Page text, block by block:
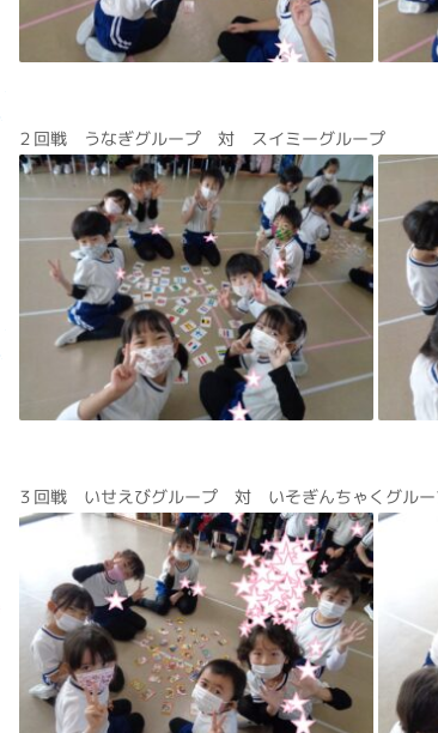
２回戦 うなぎグループ 対 スイミーグループ
３回戦 いせえびグループ 対 いそぎんちゃくグル